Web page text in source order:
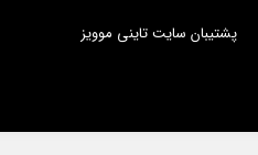
پشتیبان سایت تاینی موویز